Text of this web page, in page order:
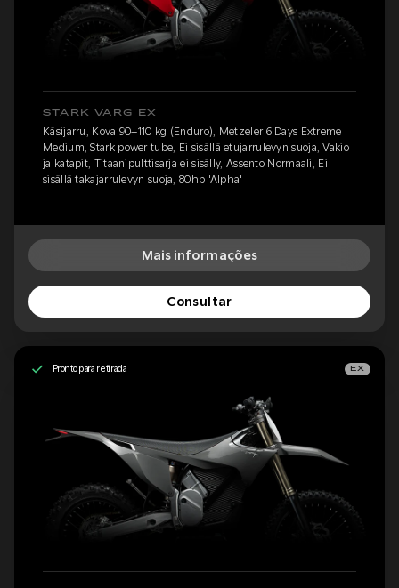
STARK VARG EX
Käsijarru, Kova 90–110 kg (Enduro), Metzeler 6 Days Extreme
Medium, Stark power tube, Ei sisällä etujarrulevyn suoja, Vakio
jalkatapit, Titaanipulttisarja ei sisälly, Assento Normaali, Ei
sisällä takajarrulevyn suoja, 80hp 'Alpha'
Mais informações
Consultar
Pronto para retirada EX